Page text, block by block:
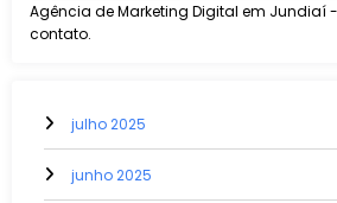
Agência de Marketing Digital em Jundiaí -
contato.
julho 2025
junho 2025